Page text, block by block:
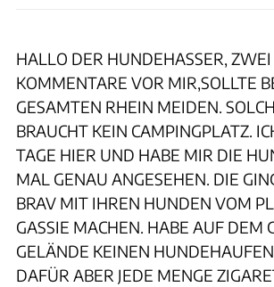
HALLO DER HUNDEHASSER, ZWEI
KOMMENTARE VOR MIR,SOLLTE
GESAMTEN RHEIN MEIDEN.
BRAUCHT KEIN CAMPINGPLATZ.
TAGE HIER UND HABE MIR DIE
MAL GENAU ANGESEHEN. DIE
BRAV MIT IHREN HUNDEN VOM
GASSIE MACHEN. HABE AUF DEM
GELÄNDE KEINEN HUNDEHAUFEN
DAFÜR ABER JEDE MENGE